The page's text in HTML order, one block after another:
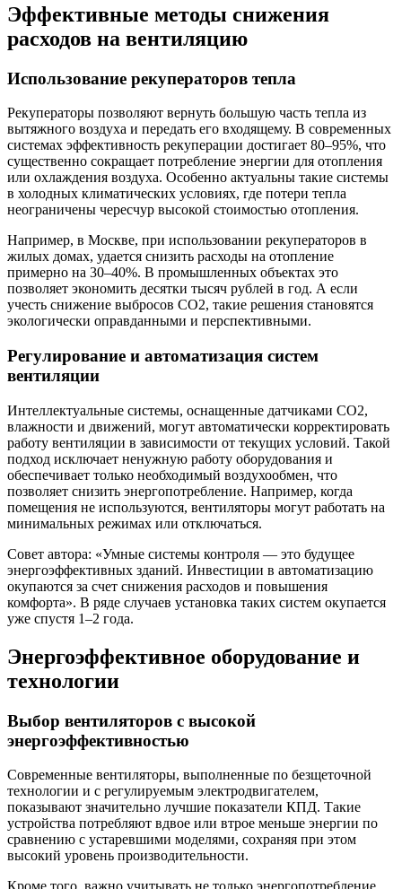
Эффективные методы снижения
расходов на вентиляцию
Использование рекуператоров тепла
Рекуператоры позволяют вернуть большую часть тепла из
вытяжного воздуха и передать его входящему. В современных
системах эффективность рекуперации достигает 80–95%, что
существенно сокращает потребление энергии для отопления
или охлаждения воздуха. Особенно актуальны такие системы
в холодных климатических условиях, где потери тепла
неограничены чересчур высокой стоимостью отопления.
Например, в Москве, при использовании рекуператоров в
жилых домах, удается снизить расходы на отопление
примерно на 30–40%. В промышленных объектах это
позволяет экономить десятки тысяч рублей в год. А если
учесть снижение выбросов CO2, такие решения становятся
экологически оправданными и перспективными.
Регулирование и автоматизация систем
вентиляции
Интеллектуальные системы, оснащенные датчиками CO2,
влажности и движений, могут автоматически корректировать
работу вентиляции в зависимости от текущих условий. Такой
подход исключает ненужную работу оборудования и
обеспечивает только необходимый воздухообмен, что
позволяет снизить энергопотребление. Например, когда
помещения не используются, вентиляторы могут работать на
минимальных режимах или отключаться.
Совет автора: «Умные системы контроля — это будущее
энергоэффективных зданий. Инвестиции в автоматизацию
окупаются за счет снижения расходов и повышения
комфорта». В ряде случаев установка таких систем окупается
уже спустя 1–2 года.
Энергоэффективное оборудование и
технологии
Выбор вентиляторов с высокой
энергоэффективностью
Современные вентиляторы, выполненные по безщеточной
технологии и с регулируемым электродвигателем,
показывают значительно лучшие показатели КПД. Такие
устройства потребляют вдвое или втрое меньше энергии по
сравнению с устаревшими моделями, сохраняя при этом
высокий уровень производительности.